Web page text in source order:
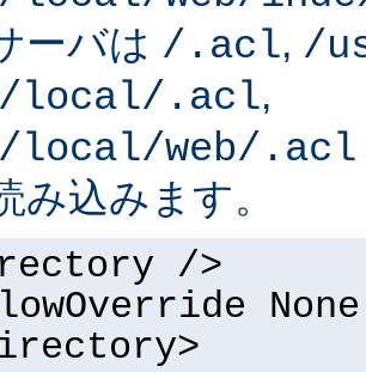
ーバは /.acl, /
local/.acl,
local/web/.acl
み込みます。
/>
None